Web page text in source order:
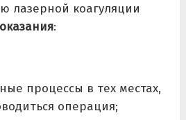
лазерной коагуляции
:
процессы в тех местах,
операция;